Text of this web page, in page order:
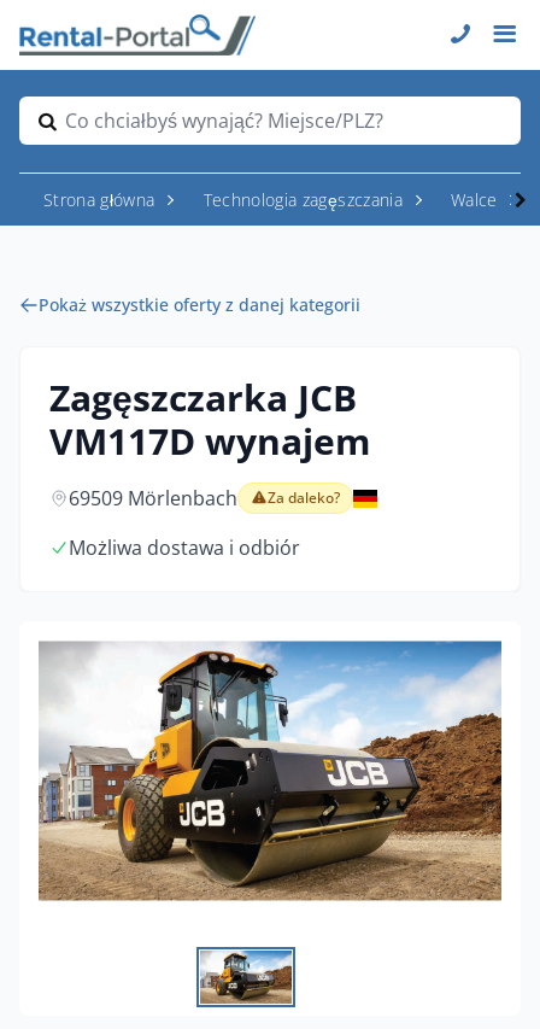
Co chciałbyś wynająć? Miejsce/PLZ?
Strona główna Technologia zagęszczania Walce
Pokaż wszystkie oferty z danej kategorii
Zagęszczarka JCB
VM117D wynajem
69509 Mörlenbach Za daleko?
Możliwa dostawa i odbiór